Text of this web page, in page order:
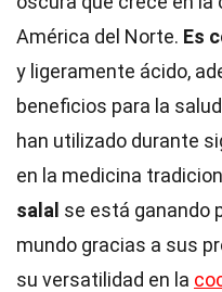
América del Norte. Es
y ligeramente ácido,
beneficios para la
han utilizado durante
en la medicina
salal se está ganando
mundo gracias a sus
su versatilidad en la